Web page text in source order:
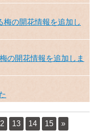
梅の開花情報を追加し
の開花情報を追加しま
13 14 15 »